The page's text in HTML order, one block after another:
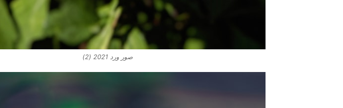
صور ورد 2021 (2)